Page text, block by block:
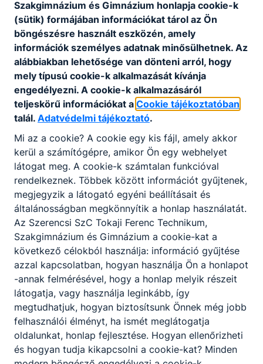
játszva, felfedezve, szórakozva, a tanulás közös
élményére építve szerezhetik meg tudásukat.
A pályázat keretében összesen 7 db interaktív
tábla és a hozzátartozó tantermi csomag
(laptop+projektor) került beszerzésre.
A tanulói munkát elősegítendő 51 db modern XXI.
századi színvonalnak megfelelő (mind
hardveresen, mind szoftveresen) számítógép is a
csomag része volt, valamint egy WIFI csomag.
A projekt az Európai Unió támogatásával, az
Európai Regionális Fejlesztési Alap
társfinanszírozásával valósult meg. A projekt
támogatója a Nemzeti Fejlesztési Ügynökség.
A projekt megvalósításának időtartama: 2011. 05.
01. – 2013. 02. 28.
Számítógépek beszerelése
Frissítés: Projekt zárása
Szakgimnázium és Gimnázium honlapja cookie-k
(sütik) formájában információkat tárol az Ön
böngészésre használt eszközén, amely
információk személyes adatnak minősülhetnek. Az
alábbiakban lehetősége van dönteni arról, hogy
mely típusú cookie-k alkalmazását kívánja
engedélyezni. A cookie-k alkalmazásáról
teljeskörű információkat a Cookie tájékoztatóban
talál. Adatvédelmi tájékoztató.
Mi az a cookie? A cookie egy kis fájl, amely akkor
kerül a számítógépre, amikor Ön egy webhelyet
látogat meg. A cookie-k számtalan funkcióval
rendelkeznek. Többek között információt gyűjtenek,
megjegyzik a látogató egyéni beállításait és
általánosságban megkönnyítik a honlap használatát.
Az Szerencsi SzC Tokaji Ferenc Technikum,
Szakgimnázium és Gimnázium a cookie-kat a
következő célokból használja: információ gyűjtése
azzal kapcsolatban, hogyan használja Ön a honlapot
-annak felmérésével, hogy a honlap melyik részeit
látogatja, vagy használja leginkább, így
megtudhatjuk, hogyan biztosítsunk Önnek még jobb
felhasználói élményt, ha ismét meglátogatja
oldalunkat, honlap fejlesztése. Hogyan ellenőrizheti
és hogyan tudja kikapcsolni a cookie-kat? Minden